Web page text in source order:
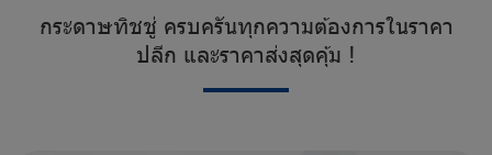
กระดาษทิชชู่ ครบครันทุกความต้องการในราคา
ปลีก และราคาส่งสุดคุ้ม !